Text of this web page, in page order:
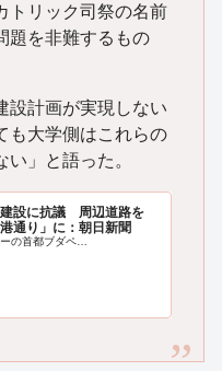
トリック司祭の名前
題を非難するもの
計画が実現しない
も大学側はこれらの
」と語った。
設に抗議 周辺道路を
港通り」に：朝日新聞
の首都ブダペ…